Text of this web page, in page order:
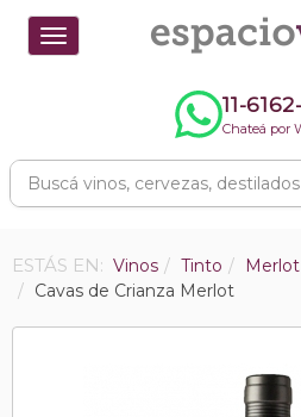
Toggle
navigation
11-
Chateá por
ESTÁS EN: Vinos Tinto
Merlot
Cavas de Crianza Merlot